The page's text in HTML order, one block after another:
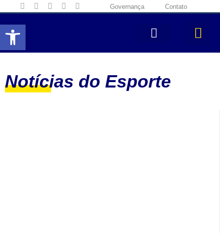
Abrir a barra de ferramentas
Governança Contato
Notícias do Esporte